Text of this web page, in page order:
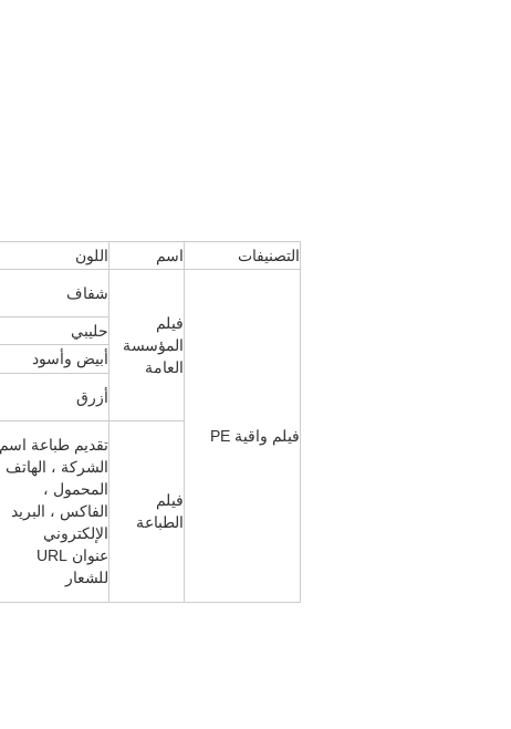
التصنيفات اسم اللون
فيلم واقية PE
فيلم
المؤسسة
العامة
شفاف
حليبي
أبيض وأسود
أزرق
فيلم
الطباعة
تقديم طباعة اسم
الشركة ، الهاتف
المحمول ،
الفاكس ، البريد
الإلكتروني
عنوان URL
للشعار